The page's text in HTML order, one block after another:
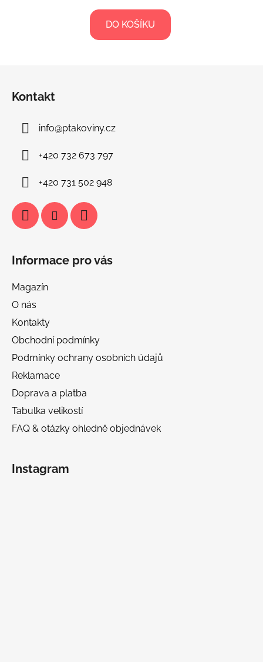
DO KOŠÍKU
Kontakt
info@ptakoviny.cz
+420 732 673 797
+420 731 502 948
Informace pro vás
Magazín
O nás
Kontakty
Obchodní podmínky
Podmínky ochrany osobních údajů
Reklamace
Doprava a platba
Tabulka velikostí
FAQ & otázky ohledně objednávek
Instagram